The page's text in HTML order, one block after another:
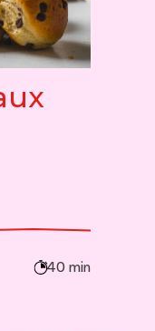
40 min